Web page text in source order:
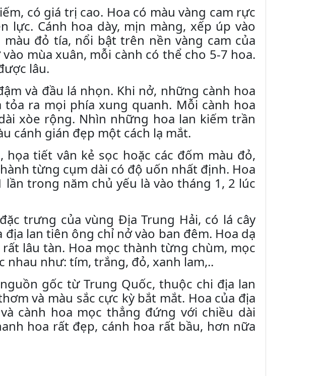
có giá trị cao. Hoa có màu vàng cam rực
Cánh hoa dày, mịn màng, xếp úp vào
đỏ tía, nổi bật trên nền vàng cam của
mùa xuân, mỗi cành có thể cho 5-7 hoa.
lâu.
và đầu lá nhọn. Khi nở, những cành hoa
ra mọi phía xung quanh. Mỗi cành hoa
xòe rộng. Nhìn những hoa lan kiếm trần
cánh gián đẹp một cách lạ mắt.
họa tiết vân kẻ sọc hoặc các đốm màu đỏ,
từng cụm dài có độ uốn nhất định. Hoa
trong năm chủ yếu là vào tháng 1, 2 lúc
trưng của vùng Địa Trung Hải, có lá cây
lan tiên ông chỉ nở vào ban đêm. Hoa dạ
lâu tàn. Hoa mọc thành từng chùm, mọc
như: tím, trắng, đỏ, xanh lam,..
gốc từ Trung Quốc, thuộc chi địa lan
và màu sắc cực kỳ bắt mắt. Hoa của địa
cành hoa mọc thẳng đứng với chiều dài
hoa rất đẹp, cánh hoa rất bầu, hơn nữa